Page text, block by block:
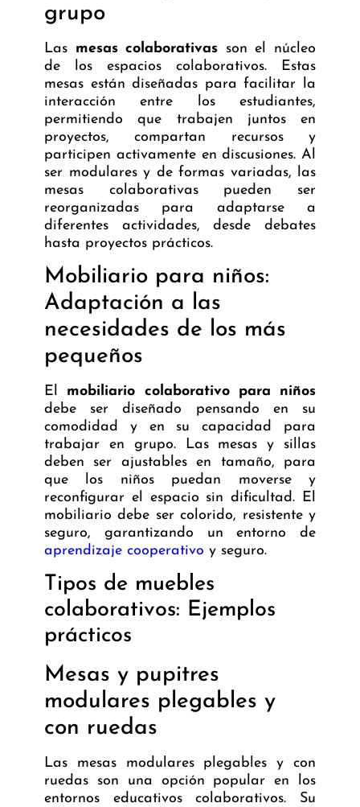
grupo
Las mesas colaborativas son el núcleo
de los espacios colaborativos. Estas
mesas están diseñadas para facilitar la
interacción entre los estudiantes,
permitiendo que trabajen juntos en
proyectos, compartan recursos y
participen activamente en discusiones. Al
ser modulares y de formas variadas, las
mesas colaborativas pueden ser
reorganizadas para adaptarse a
diferentes actividades, desde debates
hasta proyectos prácticos.
Mobiliario para niños:
Adaptación a las
necesidades de los más
pequeños
El mobiliario colaborativo para niños
debe ser diseñado pensando en su
comodidad y en su capacidad para
trabajar en grupo. Las mesas y sillas
deben ser ajustables en tamaño, para
que los niños puedan moverse y
reconfigurar el espacio sin dificultad. El
mobiliario debe ser colorido, resistente y
seguro, garantizando un entorno de
aprendizaje cooperativo y seguro.
Tipos de muebles
colaborativos: Ejemplos
prácticos
Mesas y pupitres
modulares plegables y
con ruedas
Las mesas modulares plegables y con
ruedas son una opción popular en los
entornos educativos colaborativos. Su